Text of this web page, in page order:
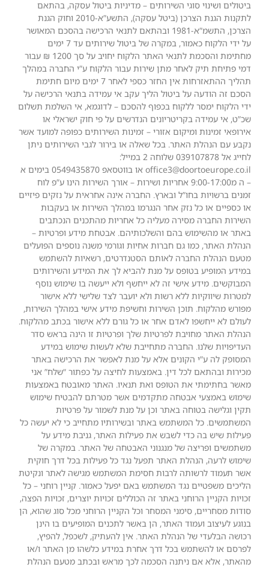
ביטולים ושינוי סוגי השירותים – מדיניות ביטול עסקה, בהתאם
לתקנות הגנת הצרכן (ביטל עסקה), התשע”א-2010 וחוק הגנת
הצרכן, התשמ”א-1981 ובהתאם לתנאי הרכישה בהסכם המאושר
על ידי הלקוח כאמור, במקרה של ביטול שירותים עד 7 ימים
מחתימת והסכמת לתנאי האתר הלקוח יחויב על סך 1200 ₪ עבור
דמי פתיחת תיק לאחר מתן שירות עבור הלקוח ע”י החברה במהלך
תהליך ההתאזרחות אין החזר כספי לאחר 7 ימים מיום חתימת
הסכם זה הודעה על ביטול הליך עקב אי עמידה בתנאי הרכישה על
ידי הלקוח ימסר ללקוח בכפוף להסכם – לדוגמא, אי השלמת תשלום
שכ”ט, אי עמידה בקריטריונים הנדרשים על פי חוק ישראלי או
אירופאי זמינות ומיקום אזורי – זמינות השירותים כפופה למועד אשר
נקבע עם הנהלת האתר. בכל שאלה או בירור לגבי השירותים ניתן
לחייג אל 039107878 שלוחה 2 במייל:
office3@doortoeurope.co.il או בווטסאפ 0549435870 בימים א
– ה מ9:00-17:00 אחריות ושירות – אורך השירות הינו ע”פ לוח
זמנים ברשויות בחו”ל ובארץ. החברה אינה אחראית על נזקים פיזיים
או כספיים או כל נזק אחר הנגרמו במהלך השירות או בעקבות
השירות החברה מסירה מעליה כל אחריות מהתכנים הנכתבים
באתר או מהשימוש בהם והשלכותיהם. אבטחת מידע ופרטיות –
הנהלת האתר, כמו גם חברות אחיות וגורמי משנה נוספים הפועלים
מטעם הנהלת החברה לאותם הסטנדרטים, רשאיות להשתמש
במידע המופיע בטופס על מנת להביא לך את המידע והשירותים
המבוקשים. מידע אישי זה לא ייחשף ולא ייעשה בו שימוש נוסף
למטרות שיווקיות ללא רשות ולא יועבר לצד שלישי ללא אישור
מפורש מהלקוח. תוכן השירות וחשיפת מידע אישי במהלך השירות,
לעולם לא ייחשפו לאדם אחר או כל גורם ללא אישור בכתב מהלקוח.
הנהלת האתר מחויבת לפרטיות שלך ופרטיות זו הינה בראש סדר
העדיפויות שלנו. החברה מתחייבת שלא לעשות שימוש במידע
המסופק לה ע”י הקונים אלא על מנת לאפשר את הרכישה באתר
מכירות ובהתאם לכל דין. באמצעות לחיצה על כפתור “שלח” אני
מאשר בחתימתי את הטופס ואת תנאיו. האתר מאובטח באמצעות
שימוש באמצעי אבטחה מתקדמים אשר מטרתם להבטיח שימוש
תקין וגלישה בטוחה באתר וכן על מנת לשמור על פרטיות
המשתמשים. כל המשתמש באתר ובשירותיו מתחייב כי לא יעשה כל
פעילות שיש בה כדי לשבש את פעילות האתר, גניבת מידע על
משתמשים ופריצה של מנגנוני האבטחה של האתר. במקרה של
שימוש לרעה, הנהלת האתר תפעל נגד כל פעילות בכל דרך חוקית
אשר תעמוד לרשותה לרבות חסימת המשתמש מגישה לאתר ונקיטת
הליכים משפטיים נגד המשתמש באם יפעל כאמור. קניין רוחני – כל
זכויות הקניין הרוחני באתר זה הכוללים זכויות יוצרים, זכויות הפצה,
סודות מסחריים, סימני המסחר וכל הקניין הרוחני מכל סוג שהוא, הן
בנוגע לעיצוב ועמוד האתר, הן באשר לתכנים המופיעים בו הינן
רכושה הבלעדי של הנהלת האתר. אין להעתיק, לשכפל, להפיץ,
לפרסם או להשתמש בכל דרך אחרת במידע כלשהו מן האתר ו/או
מהאתר, אלא אם ניתנה הסכמה לכך מראש ובכתב מטעם הנהלת